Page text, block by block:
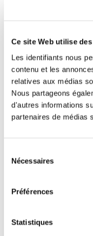
Ce site Web utilise
Les identifiants nous
contenu et les
relatives aux médias
Nous partageons
d'autres informations
partenaires de médias
Nécessaires
Préférences
Statistiques
A
V
V
Z
Tintin en
Tintin au Tibet
Tintin au Congo
Objectif Lune
Vol 714 pour